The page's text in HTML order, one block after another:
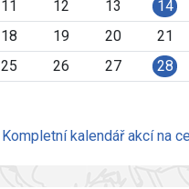
11 12 13 14
18 19 20 21
25 26 27 28
Kompletní kalendář akcí na